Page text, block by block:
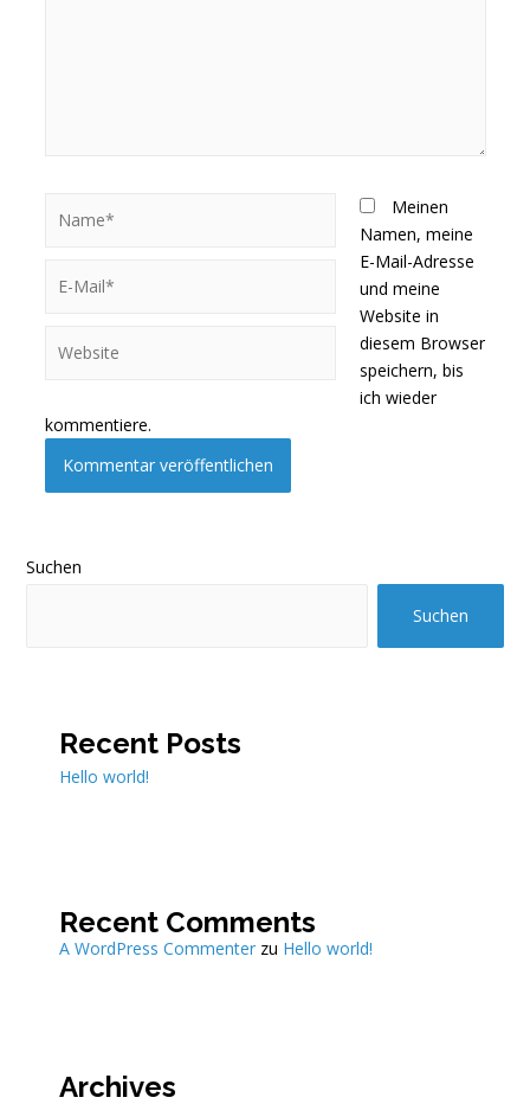
Meinen
Namen, meine
E-Mail-Adresse
und meine
Website in
diesem Browser
speichern, bis
ich wieder
kommentiere.
Suchen
Suchen
Recent Posts
Hello world!
Recent Comments
A WordPress Commenterzu Hello world!
Archives